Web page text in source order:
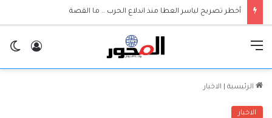
أخطر تصريح لياسر العطا منذ اندلاع الحرب .. ما القصة
الرئيسية الاخبار
الاخبار